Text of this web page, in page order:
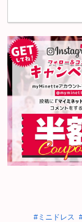
ミニドレス